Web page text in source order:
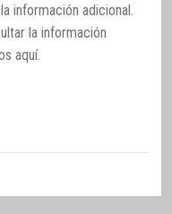
información adicional.
la información
aquí.